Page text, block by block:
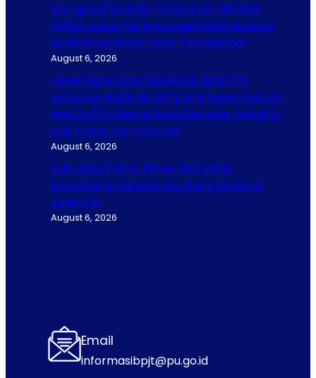
Mengenal Standar Pelayanan Minimal
(SPM) Jalan Tol: Instrumen Pengawasan
Kualitas Layanan Jalan Tol Nasional
August 6, 2026
Akses Baru Akan Dibuka di Jalan Tol
Serpong–Balaraja, Simpang Susun Industri
dan On/Off Ramp Raya Serpong Jalani Uji
Laik Fungsi dan Operasi
August 6, 2026
Ada yang Putus-Putus, Ada yang
Nyambung: Pahami Arti Garis Marka di
Jalan Tol
August 6, 2026
Email
informasibpjt@pu.go.id